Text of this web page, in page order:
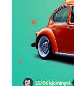
ENDEREÇO
Avenida das
do Iguaçu/PR
Ver local